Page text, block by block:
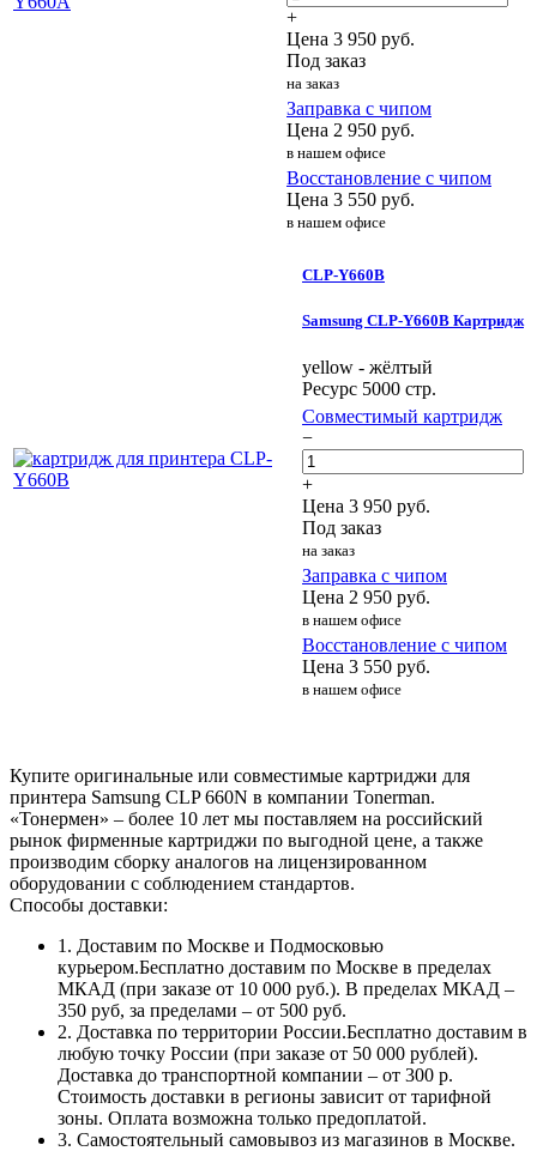
+
Цена 3 950 руб.
Под заказ
на заказ
Заправка с чипом
Цена 2 950 руб.
в нашем офисе
Восстановление с чипом
Цена 3 550 руб.
в нашем офисе
CLP-Y660B
Samsung CLP-Y660B Картридж
yellow - жёлтый
Ресурс 5000 стр.
Совместимый картридж
−
+
Цена 3 950 руб.
Под заказ
на заказ
Заправка с чипом
Цена 2 950 руб.
в нашем офисе
Восстановление с чипом
Цена 3 550 руб.
в нашем офисе
Купите оригинальные или совместимые картриджи для
принтера Samsung CLP 660N в компании Tonerman.
«Тонермен» – более 10 лет мы поставляем на российский
рынок фирменные картриджи по выгодной цене, а также
производим сборку аналогов на лицензированном
оборудовании с соблюдением стандартов.
Способы доставки:
1. Доставим по Москве и Подмосковью
курьером.Бесплатно доставим по Москве в пределах
МКАД (при заказе от 10 000 руб.). В пределах МКАД –
350 руб, за пределами – от 500 руб.
2. Доставка по территории России.Бесплатно доставим в
любую точку России (при заказе от 50 000 рублей).
Доставка до транспортной компании – от 300 р.
Стоимость доставки в регионы зависит от тарифной
зоны. Оплата возможна только предоплатой.
3. Самостоятельный самовывоз из магазинов в Москве.